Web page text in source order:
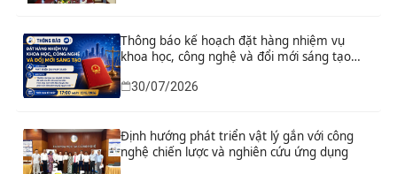
Thông báo kế hoạch đặt hàng nhiệm vụ
khoa học, công nghệ và đổi mới sáng tạo
“Nghiên cứu khoa học tổng kết thi hành, đề
xuất sửa đổi, bổ sung toàn diện Hiến pháp
30/07/2026
Định hướng phát triển vật lý gắn với công
nghệ chiến lược và nghiên cứu ứng dụng